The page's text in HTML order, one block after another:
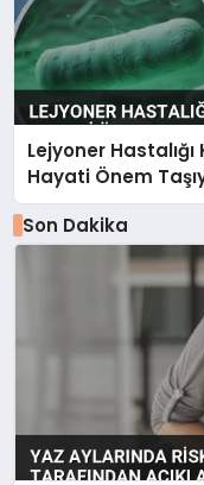
Lejyoner
Hayati Önem
Son Dakika